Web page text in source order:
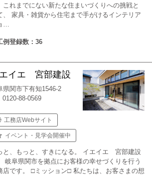
これまでにない新たな住まいづくりへの挑戦と
、 家具・雑貨から住宅まで手がけるインテリア
…
例登録数：36
イエ 宮部建設
県関市下有知1546-2
0120-88-0569
工務店Webサイト
イベント・見学会開催中
と、もっと、すきになる。 イエイエ 宮部建設
岐阜県関市を拠点にお客様の幸せづくりを行う
店です。 □ミッション□ 私たちは、お客さまの想